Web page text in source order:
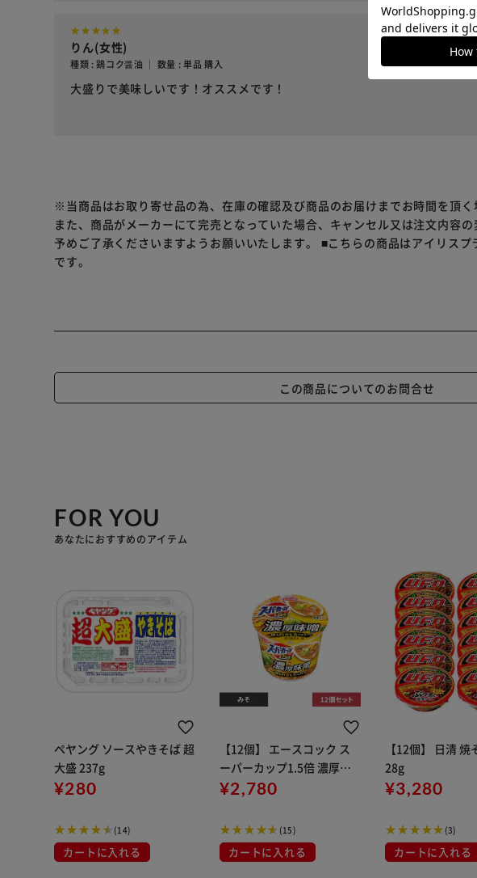
りん(女性)
種類 : 鶏コク醤油 ｜ 数量 : 単品 購入
大盛りで美味しいです！オススメです！
※当商品はお取り寄せ品の為、在庫の確認及び商品のお届けまでお時間を頂く
また、商品がメーカーにて完売となっていた場合、キャンセル又は注文内容の
予めご了承くださいますようお願いいたします。 ■こちらの商品はアイリス
です。
この商品についてのお問合せ
FOR YOU
あなたにおすすめのアイテム
ペヤング ソースやきそば 超
大盛 237g
¥280
(14)
カートに入れる
【12個】 エースコック ス
ーパーカップ1.5倍 濃厚味
噌 129g
¥2,780
(15)
カートに入れる
【12個】 日清 焼
28g
¥3,280
(3)
カートに入れる